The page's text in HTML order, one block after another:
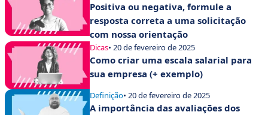
Positiva ou negativa, formule a
resposta correta a uma solicitação
com nossa orientação
Dicas• 20 de fevereiro de 2025
Como criar uma escala salarial para
sua empresa (+ exemplo)
Definição• 20 de fevereiro de 2025
A importância das avaliações dos